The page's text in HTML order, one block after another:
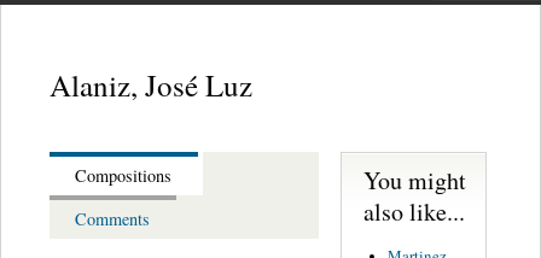
Alaniz, José Luz
Compositions
Comments
You might
also like...